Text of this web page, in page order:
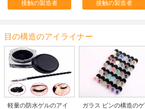
接触の製造者
OEM/ODM
接触の製造者
目の構造のアイライナー
軽量の防水ゲルのアイ
ガラス ビンの構造のゲ